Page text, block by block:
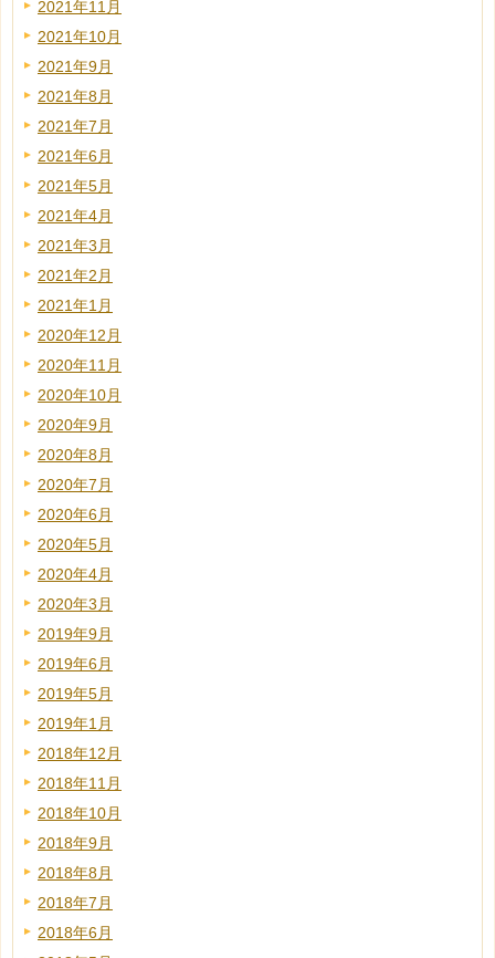
2021年11月
2021年10月
2021年9月
2021年8月
2021年7月
2021年6月
2021年5月
2021年4月
2021年3月
2021年2月
2021年1月
2020年12月
2020年11月
2020年10月
2020年9月
2020年8月
2020年7月
2020年6月
2020年5月
2020年4月
2020年3月
2019年9月
2019年6月
2019年5月
2019年1月
2018年12月
2018年11月
2018年10月
2018年9月
2018年8月
2018年7月
2018年6月